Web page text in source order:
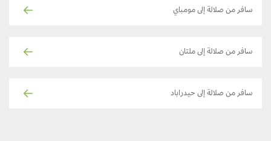
سافر من صلالة إلى مومباي
سافر من صلالة إلى ملتان
سافر من صلالة إلى حيدراباد